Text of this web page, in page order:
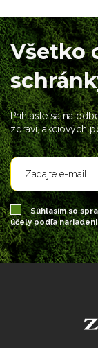
Všetko
Prihláste sa na
zdraví, akciových
Súhlasím so
účely podľa